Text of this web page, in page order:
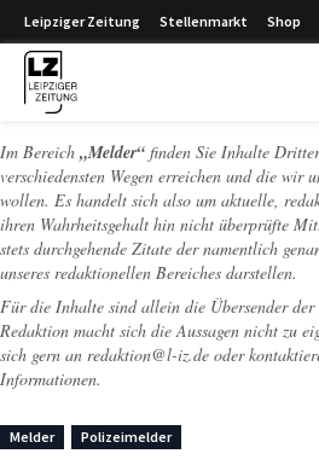
Leipziger Zeitung Stellenmarkt Shop
Im Bereich „Melder“ finden Sie Inhalte
verschiedensten Wegen erreichen und die wir
wollen. Es handelt sich also um aktuelle,
ihren Wahrheitsgehalt hin nicht überprüfte
stets durchgehende Zitate der namentlich
unseres redaktionellen Bereiches darstellen.
Für die Inhalte sind allein die Übersender
Redaktion macht sich die Aussagen nicht zu
sich gern an redaktion@l-iz.de oder
Informationen.
Melder Polizeimelder